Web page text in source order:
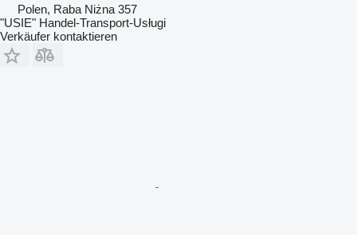
Polen, Raba Niżna 357
"USIE" Handel-Transport-Usługi
Verkäufer kontaktieren